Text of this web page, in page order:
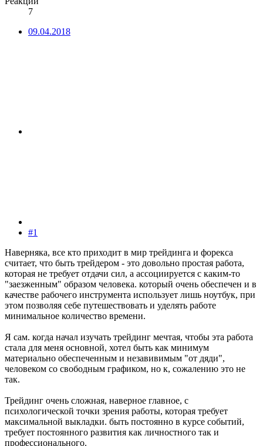
7
09.04.2018
#1
Наверняка, все кто приходит в мир трейдинга и форекса
считает, что быть трейдером - это довольно простая работа,
которая не требует отдачи сил, а ассоциируется с каким-то
"заезженным" образом человека. который очень обеспечен и в
качестве рабочего инструмента использует лишь ноутбук, при
этом позволяя себе путешествовать и уделять работе
минимальное количество времени.
Я сам. когда начал изучать трейдинг мечтая, чтобы эта работа
стала для меня основной, хотел быть как минимум
материально обеспеченным и незавивимым "от дяди",
человеком со свободным графиком, но к, сожалению это не
так.
Трейдинг очень сложная, наверное главное, с
психологической точки зрения работы, которая требует
максимальной выкладки. быть постоянно в курсе событий,
требует постоянного развития как личностного так и
профессионального.